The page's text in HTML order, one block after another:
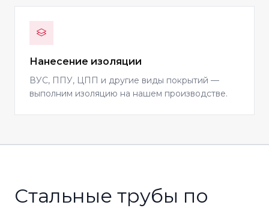
Нанесение изоляции
ВУС, ППУ, ЦПП и другие виды покрытий —
выполним изоляцию на нашем производстве.
Стальные трубы по